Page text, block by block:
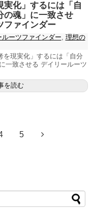
実化」するには「自
の魂」に一致させ
ァインダー
ルーツファインダー, 理想の
を現実化」するには「自分
一致させる デイリールーツ
を読む
5